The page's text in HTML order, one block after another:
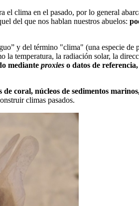
clima en el pasado, por lo general
del que nos hablan nuestros abuelos:
y del término "clima" (una especie de
la temperatura, la radiación solar, la
mediante proxies o datos de
coral, núcleos de sedimentos
climas pasados.